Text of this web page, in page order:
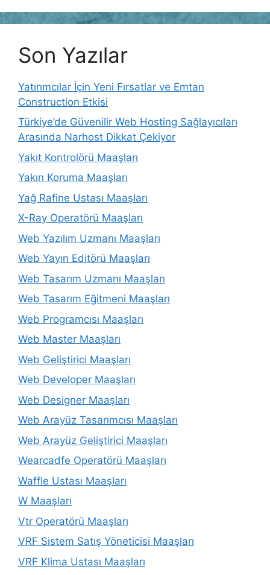
Son Yazılar
Yatırımcılar İçin Yeni Fırsatlar ve Emtan
Construction Etkisi
Türkiye’de Güvenilir Web Hosting Sağlayıcıları
Arasında Narhost Dikkat Çekiyor
Yakıt Kontrolörü Maaşları
Yakın Koruma Maaşları
Yağ Rafine Ustası Maaşları
X-Ray Operatörü Maaşları
Web Yazılım Uzmanı Maaşları
Web Yayın Editörü Maaşları
Web Tasarım Uzmanı Maaşları
Web Tasarım Eğitmeni Maaşları
Web Programcısı Maaşları
Web Master Maaşları
Web Geliştirici Maaşları
Web Developer Maaşları
Web Designer Maaşları
Web Arayüz Tasarımcısı Maaşları
Web Arayüz Geliştirici Maaşları
Wearcadfe Operatörü Maaşları
Waffle Ustası Maaşları
W Maaşları
Vtr Operatörü Maaşları
VRF Sistem Satış Yöneticisi Maaşları
VRF Klima Ustası Maaşları